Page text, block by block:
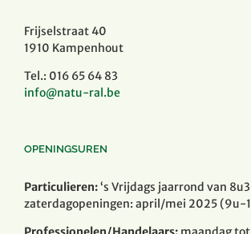
Frijselstraat 40
1910 Kampenhout
Tel.: 016 65 64 83
info@natu-ral.be
OPENINGSUREN
Particulieren:‘s Vrijdags jaarrond van
zaterdagopeningen: april/mei 2025 (9u-